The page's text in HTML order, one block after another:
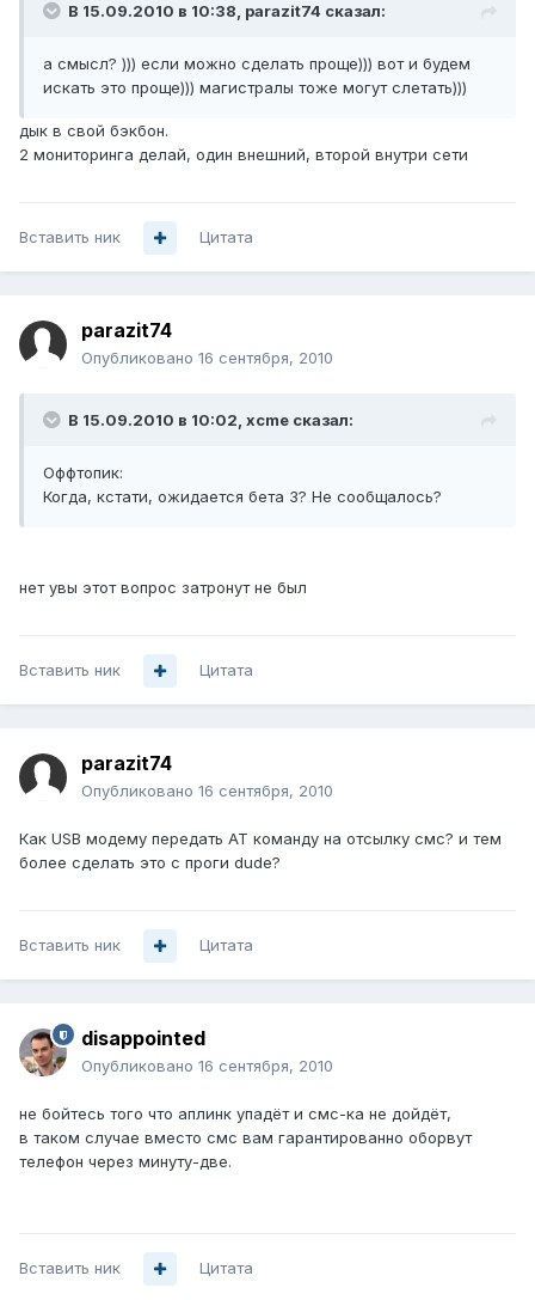
В 15.09.2010 в 10:38, parazit74 сказал:
а смысл? ))) если можно сделать проще))) вот и будем
искать это проще))) магистралы тоже могут слетать)))
дык в свой бэкбон.
2 мониторинга делай, один внешний, второй внутри сети
Вставить ник Цитата
parazit74
Опубликовано 16 сентября, 2010
В 15.09.2010 в 10:02, xcme сказал:
Оффтопик:
Когда, кстати, ожидается бета 3? Не сообщалось?
нет увы этот вопрос затронут не был
Вставить ник Цитата
parazit74
Опубликовано 16 сентября, 2010
Как USB модему передать AT команду на отсылку смс? и тем
более сделать это с проги dude?
Вставить ник Цитата
disappointed
Опубликовано 16 сентября, 2010
не бойтесь того что аплинк упадёт и смс-ка не дойдёт,
в таком случае вместо смс вам гарантированно оборвут
телефон через минуту-две.
Вставить ник Цитата